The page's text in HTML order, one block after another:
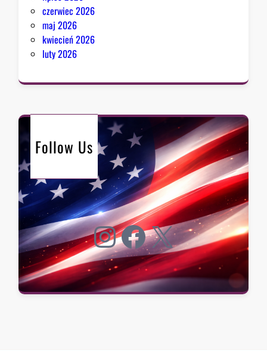
czerwiec 2026
maj 2026
kwiecień 2026
luty 2026
Follow Us
Instagram Facebook X